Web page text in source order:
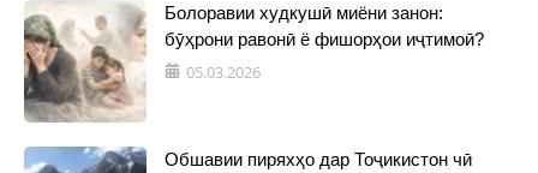
Болоравии худкушӣ миёни занон:
бӯҳрони равонӣ ё фишорҳои иҷтимоӣ?
05.03.2026
Обшавии пиряхҳо дар Тоҷикистон чӣ